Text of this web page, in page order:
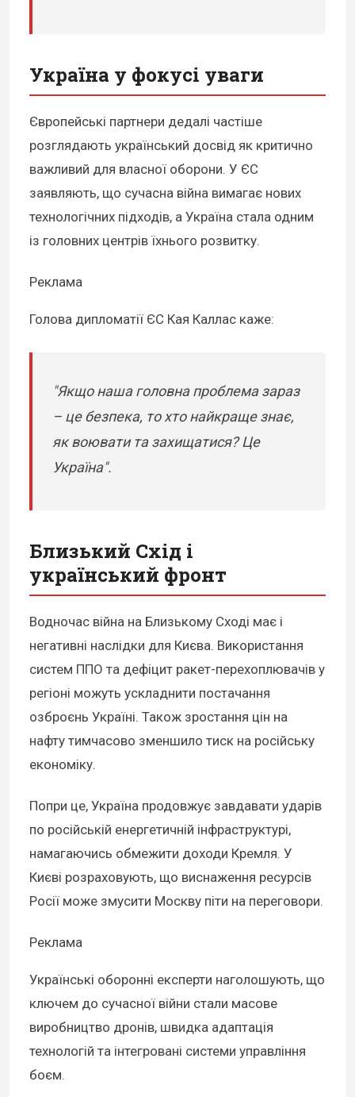
Україна у фокусі уваги
Європейські партнери дедалі частіше
розглядають український досвід як критично
важливий для власної оборони. У ЄС
заявляють, що сучасна війна вимагає нових
технологічних підходів, а Україна стала одним
із головних центрів їхнього розвитку.
Реклама
Голова дипломатії ЄС Кая Каллас каже:
"Якщо наша головна проблема зараз
– це безпека, то хто найкраще знає,
як воювати та захищатися? Це
Україна".
Близький Схід і
український фронт
Водночас війна на Близькому Сході має і
негативні наслідки для Києва. Використання
систем ППО та дефіцит ракет-перехоплювачів у
регіоні можуть ускладнити постачання
озброєнь Україні. Також зростання цін на
нафту тимчасово зменшило тиск на російську
економіку.
Попри це, Україна продовжує завдавати ударів
по російській енергетичній інфраструктурі,
намагаючись обмежити доходи Кремля. У
Києві розраховують, що виснаження ресурсів
Росії може змусити Москву піти на переговори.
Реклама
Українські оборонні експерти наголошують, що
ключем до сучасної війни стали масове
виробництво дронів, швидка адаптація
технологій та інтегровані системи управління
боєм.